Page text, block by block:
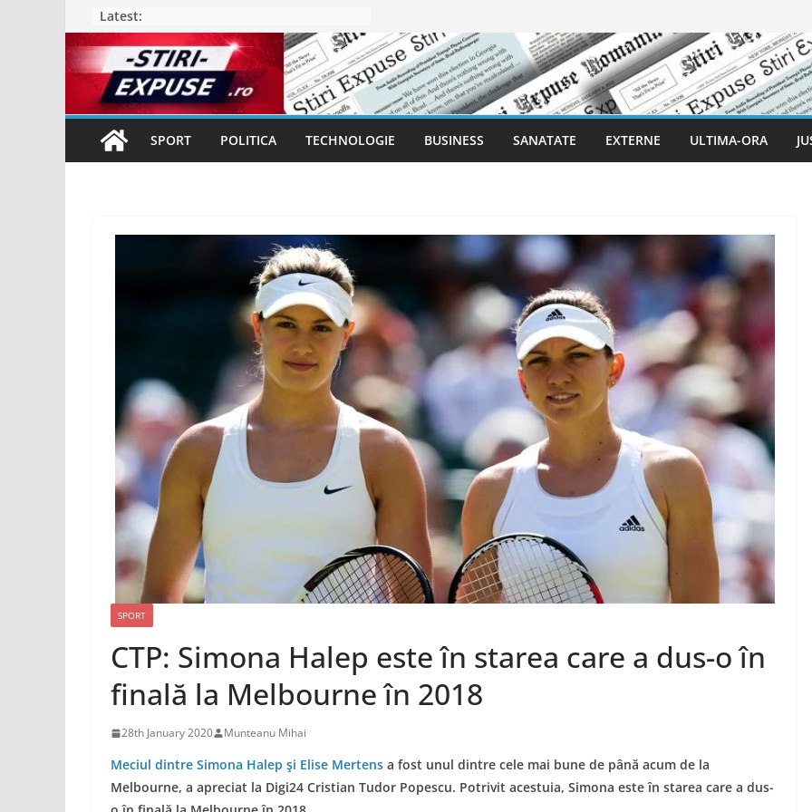
to
content
Latest:
SPORT POLITICA TECHNOLOGIE BUSINESS SANATATE EXTERNE ULTIMA-ORA
SPORT
CTP: Simona Halep este în starea care a dus-o în
finală la Melbourne în 2018
28th January 2020 Munteanu Mihai
Meciul dintre Simona Halep şi Elise Mertens a fost unul dintre cele mai bune de până acum de la
Melbourne, a apreciat la Digi24 Cristian Tudor Popescu. Potrivit acestuia, Simona este în starea care a dus-